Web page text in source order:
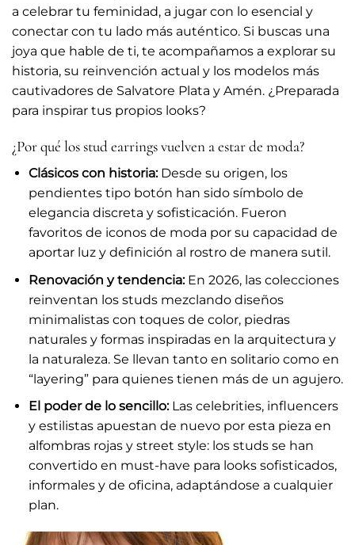
a celebrar tu feminidad, a jugar con lo esencial y
conectar con tu lado más auténtico. Si buscas una
joya que hable de ti, te acompañamos a explorar su
historia, su reinvención actual y los modelos más
cautivadores de Salvatore Plata y Amén. ¿Preparada
para inspirar tus propios looks?
¿Por qué los stud earrings vuelven a estar de moda?
Clásicos con historia:Desde su origen, los
pendientes tipo botón han sido símbolo de
elegancia discreta y sofisticación. Fueron
favoritos de iconos de moda por su capacidad de
aportar luz y definición al rostro de manera sutil.
Renovación y tendencia:En 2026, las colecciones
reinventan los studs mezclando diseños
minimalistas con toques de color, piedras
naturales y formas inspiradas en la arquitectura y
la naturaleza. Se llevan tanto en solitario como en
“layering” para quienes tienen más de un agujero.
El poder de lo sencillo:Las celebrities, influencers
y estilistas apuestan de nuevo por esta pieza en
alfombras rojas y street style: los studs se han
convertido en must-have para looks sofisticados,
informales y de oficina, adaptándose a cualquier
plan.